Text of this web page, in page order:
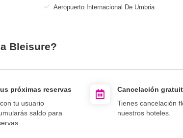
Aeropuerto Internacional De Umbria
Bleisure?
próximas reservas
tu usuario
saldo para
Cancelación
Tienes cancelación
nuestros hoteles.